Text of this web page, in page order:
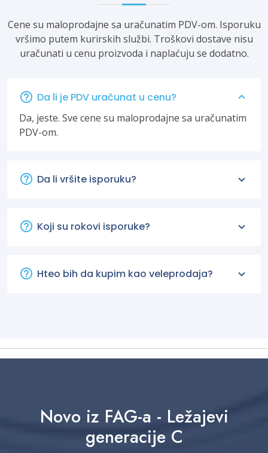
Cene su maloprodajne sa uračunatim PDV-om. Isporuku
vršimo putem kurirskih službi. Troškovi dostave nisu
uračunati u cenu proizvoda i naplaćuju se dodatno.
Da li je PDV uračunat u cenu?
Da, jeste. Sve cene su maloprodajne sa uračunatim
PDV-om.
Da li vršite isporuku?
Koji su rokovi isporuke?
Hteo bih da kupim kao veleprodaja?
Novo iz FAG-a - Ležajevi
generacije C